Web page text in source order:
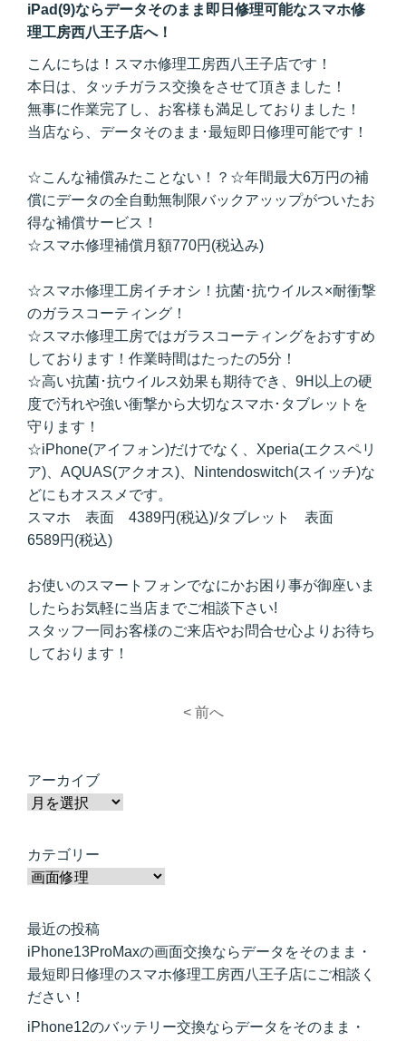
iPad(9)ならデータそのまま即日修理可能なスマホ修
理工房西八王子店へ！
こんにちは！スマホ修理工房西八王子店です！
本日は、タッチガラス交換をさせて頂きました！
無事に作業完了し、お客様も満足しておりました！
当店なら、データそのまま･最短即日修理可能です！
☆こんな補償みたことない！？☆年間最大6万円の補
償にデータの全自動無制限バックアッップがついたお
得な補償サービス！
☆スマホ修理補償月額770円(税込み)
☆スマホ修理工房イチオシ！抗菌･抗ウイルス×耐衝撃
のガラスコーティング！
☆スマホ修理工房ではガラスコーティングをおすすめ
しております！作業時間はたったの5分！
☆高い抗菌･抗ウイルス効果も期待でき、9H以上の硬
度で汚れや強い衝撃から大切なスマホ･タブレットを
守ります！
☆iPhone(アイフォン)だけでなく、Xperia(エクスペリ
ア)、AQUAS(アクオス)、Nintendoswitch(スイッチ)な
どにもオススメです。
スマホ 表面 4389円(税込)/タブレット 表面
6589円(税込)
お使いのスマートフォンでなにかお困り事が御座いま
したらお気軽に当店までご相談下さい!
スタッフ一同お客様のご来店やお問合せ心よりお待ち
しております！
< 前へ
アーカイブ
カテゴリー
最近の投稿
iPhone13ProMaxの画面交換ならデータをそのまま・
最短即日修理のスマホ修理工房西八王子店にご相談く
ださい！
iPhone12のバッテリー交換ならデータをそのまま・